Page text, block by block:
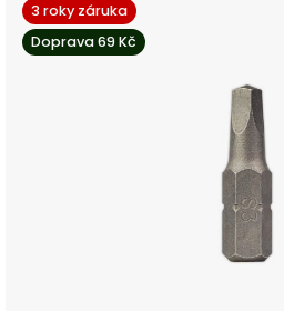
3 roky záruka
Doprava 69 Kč